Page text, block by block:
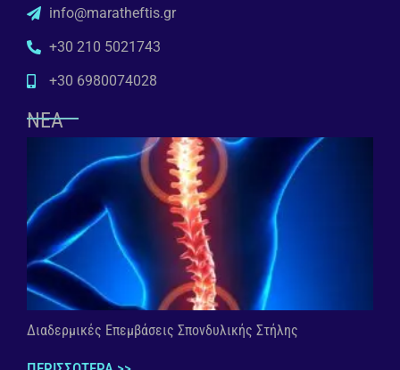
info@maratheftis.gr
+30 210 5021743
+30 6980074028
ΝΕΑ
Διαδερμικές Επεμβάσεις Σπονδυλικής Στήλης